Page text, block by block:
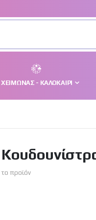
ΧΕΙΜΏΝΑΣ - ΚΑΛΟΚΑΊΡΙ
το προϊόν